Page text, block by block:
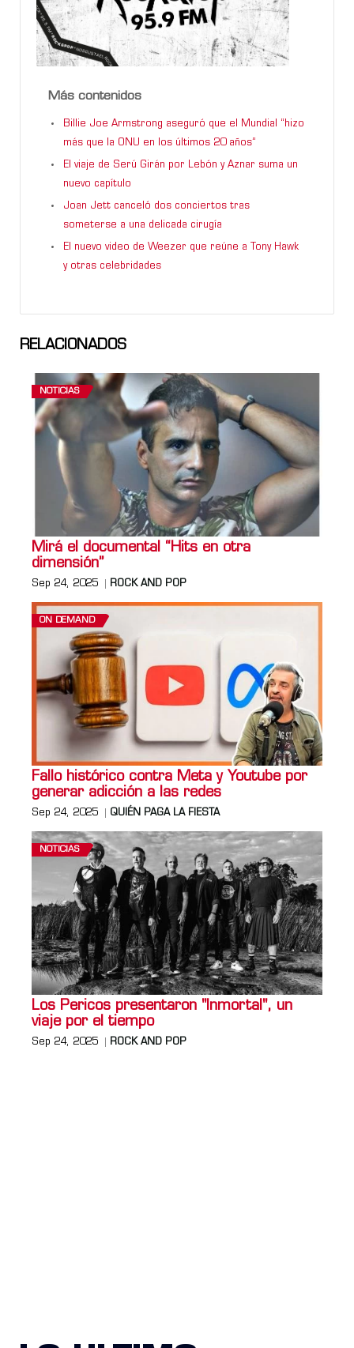
Más contenidos
Billie Joe Armstrong aseguró que el Mundial “hizo
más que la ONU en los últimos 20 años”
El viaje de Serú Girán por Lebón y Aznar suma un
nuevo capítulo
Joan Jett canceló dos conciertos tras
someterse a una delicada cirugía
El nuevo video de Weezer que reúne a Tony Hawk
y otras celebridades
RELACIONADOS
NOTICIAS
Mirá el documental “Hits en otra
dimensión”
Sep 24, 2025 ROCK AND POP
ON DEMAND
Fallo histórico contra Meta y Youtube por
generar adicción a las redes
Sep 24, 2025 QUIÉN PAGA LA FIESTA
NOTICIAS
Los Pericos presentaron "Inmortal", un
viaje por el tiempo
Sep 24, 2025 ROCK AND POP